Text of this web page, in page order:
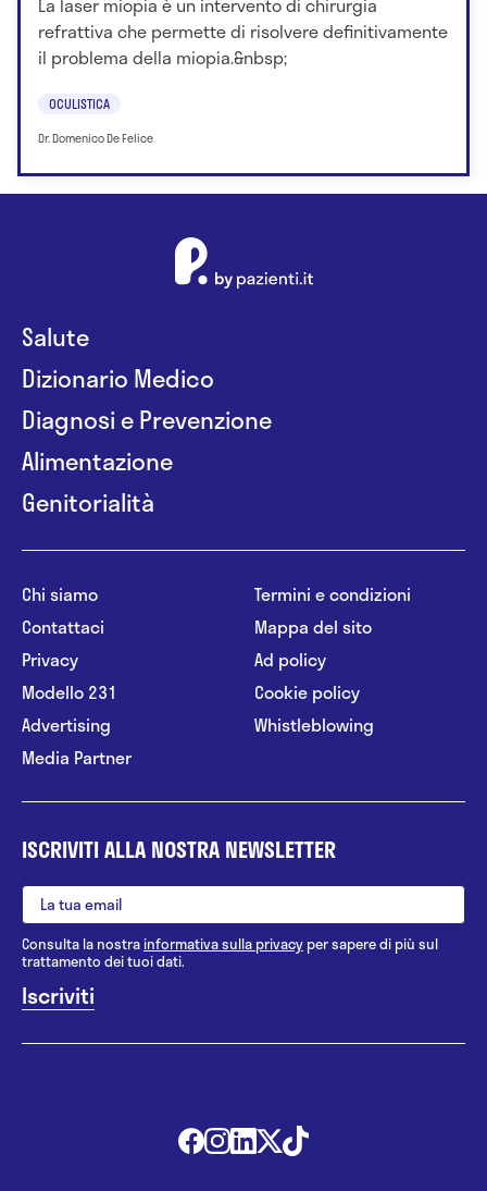
refrattiva che permette di risolvere definitivamente
il problema della miopia.&nbsp;
OCULISTICA
Dr. Domenico De Felice
Salute
Dizionario Medico
Diagnosi e Prevenzione
Alimentazione
Genitorialità
Chi siamo
Contattaci
Privacy
Modello 231
Advertising
Media Partner
Termini e condizioni
Mappa del sito
Ad policy
Cookie policy
Whistleblowing
ISCRIVITI ALLA NOSTRA NEWSLETTER
Consulta la nostrainformativa sulla privacy per sapere di più sul
trattamento dei tuoi dati.